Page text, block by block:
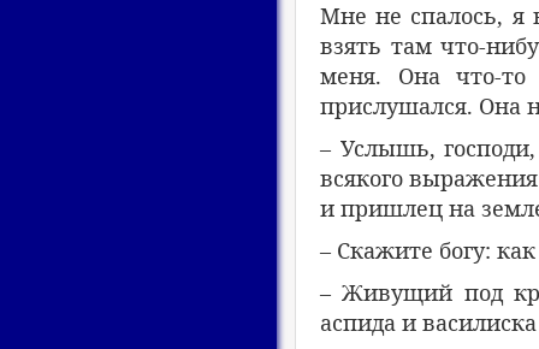
Мне не спалось,
взять там что-
меня. Она что-то
прислушался. Она
– Услышь,
всякого
и пришлец на
– Скажите богу:
– Живущий под
аспида и